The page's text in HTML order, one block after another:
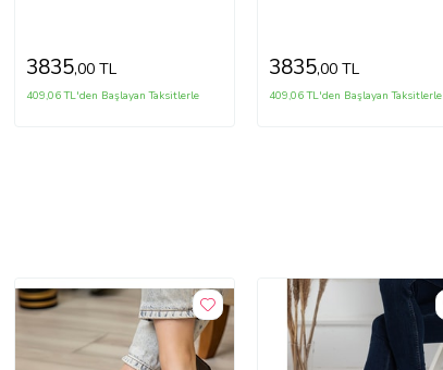
3835,00 TL
409,06 TL'den Başlayan Taksitlerle
3835,00 TL
409,06 TL'den Başlayan Taksitlerle